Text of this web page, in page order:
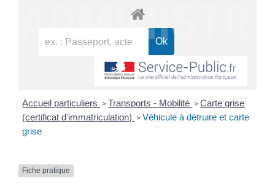
Accueil particuliers > Transports - Mobilité > Carte grise
(certificat d'immatriculation) > Véhicule à détruire et carte
grise
Fiche pratique